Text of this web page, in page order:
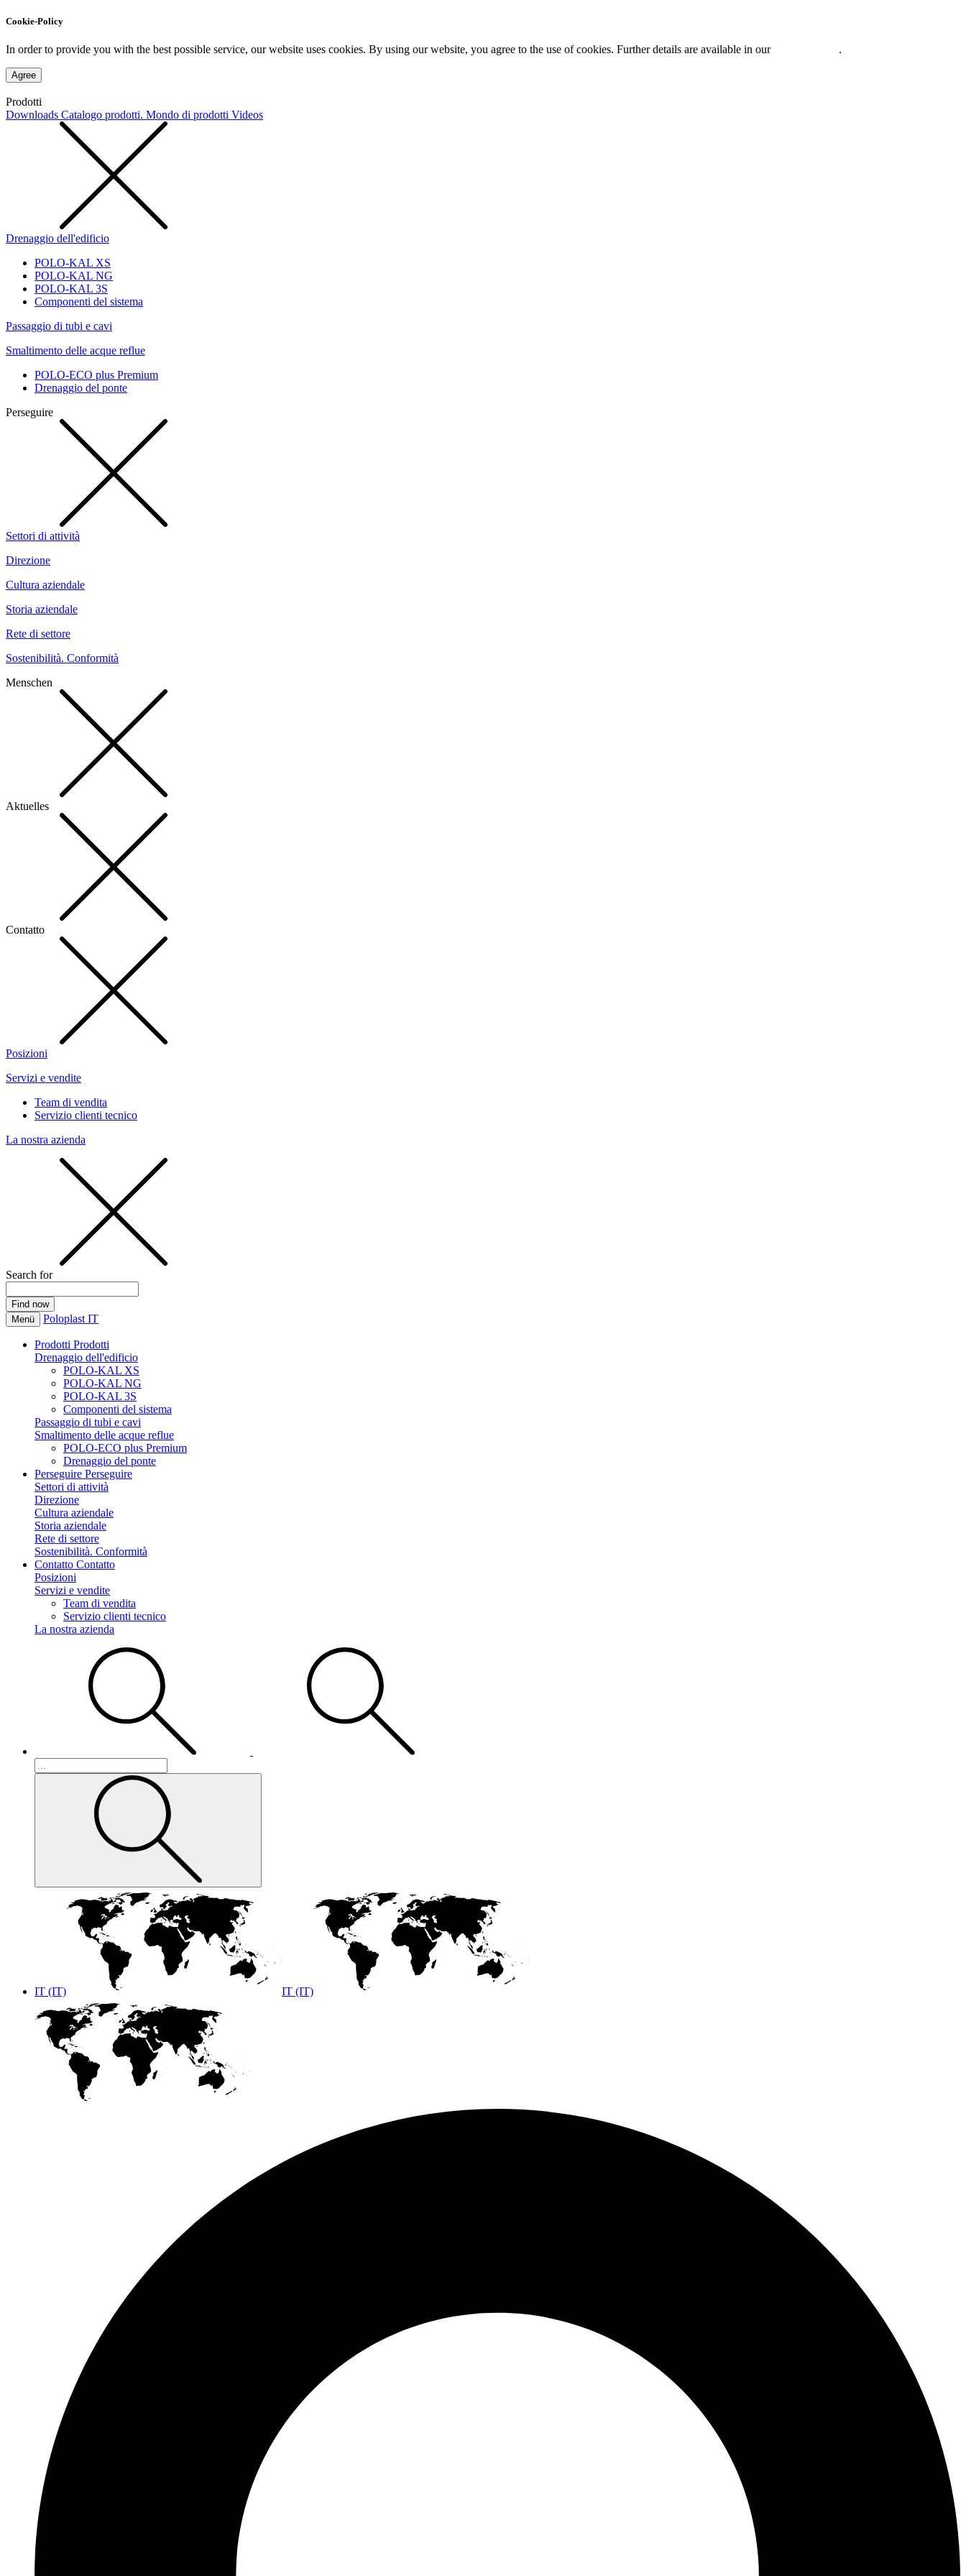
Cookie-Policy
In order to provide you with the best possible service, our website uses cookies. By using our website, you agree to the use of cookies. Further details are available in our .
Agree
Prodotti
Downloads Catalogo prodotti. Mondo di prodotti Videos
Drenaggio dell'edificio
POLO-KAL XS
POLO-KAL NG
POLO-KAL 3S
Componenti del sistema
Passaggio di tubi e cavi
Smaltimento delle acque reflue
POLO-ECO plus Premium
Drenaggio del ponte
Perseguire
Settori di attività
Direzione
Cultura aziendale
Storia aziendale
Rete di settore
Sostenibilità. Conformità
Menschen
Aktuelles
Contatto
Posizioni
Servizi e vendite
Team di vendita
Servizio clienti tecnico
La nostra azienda
Search for
Menü Poloplast IT
Prodotti Prodotti
Drenaggio dell'edificio
POLO-KAL XS
POLO-KAL NG
POLO-KAL 3S
Componenti del sistema
Passaggio di tubi e cavi
Smaltimento delle acque reflue
POLO-ECO plus Premium
Drenaggio del ponte
Perseguire Perseguire
Settori di attività
Direzione
Cultura aziendale
Storia aziendale
Rete di settore
Sostenibilità. Conformità
Contatto Contatto
Posizioni
Servizi e vendite
Team di vendita
Servizio clienti tecnico
La nostra azienda
IT (IT) IT (IT)